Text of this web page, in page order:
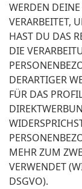
WERDEN
VERARBEITET,
HAST DU DAS
DIE
DERARTIGER
FÜR DAS
MEHR ZUM
VERWENDET
DSGVO).